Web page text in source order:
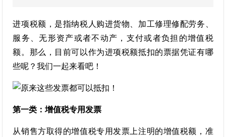
进项税额，是指纳税人购进货物、加工修理修配劳务、
服务、无形资产或者不动产，支付或者负担的增值税
额。那么，目前可以作为进项税额抵扣的票据凭证有哪
些呢？我们一起来看吧！
第一类：增值税专用发票
从销售方取得的增值税专用发票上注明的增值税额，准